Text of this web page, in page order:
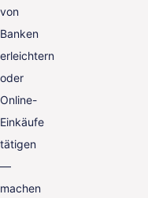
von
Banken
erleichtern
oder
Online-
Einkäufe
tätigen
—
machen